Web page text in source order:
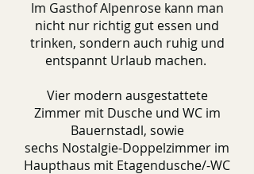
Im Gasthof Alpenrose kann man
nicht nur richtig gut essen und
trinken, sondern auch ruhig und
entspannt Urlaub machen.
Vier modern ausgestattete
Zimmer mit Dusche und WC im
Bauernstadl, sowie
sechs Nostalgie-Doppelzimmer im
Haupthaus mit Etagendusche/-WC